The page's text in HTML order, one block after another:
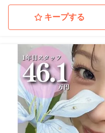
キープする